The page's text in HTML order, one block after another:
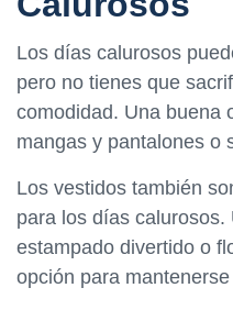
Los días calurosos
pero no tienes que
comodidad. Una buena
mangas y pantalones o
Los vestidos también
para los días
estampado divertido o
opción para